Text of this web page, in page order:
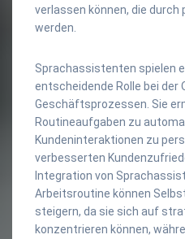
verlassen können, die
werden.
Sprachassistenten spielen
entscheidende Rolle bei der
Geschäftsprozessen. Sie
Routineaufgaben zu
Kundeninteraktionen zu
verbesserten
Integration von
Arbeitsroutine können
steigern, da sie sich auf
konzentrieren können,